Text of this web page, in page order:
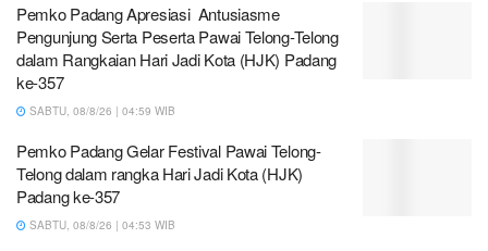
Pemko Padang Apresiasi Antusiasme
Pengunjung Serta Peserta Pawai Telong-Telong
dalam Rangkaian Hari Jadi Kota (HJK) Padang
ke-357
SABTU, 08/8/26 | 04:59 WIB
Pemko Padang Gelar Festival Pawai Telong-
Telong dalam rangka Hari Jadi Kota (HJK)
Padang ke-357
SABTU, 08/8/26 | 04:53 WIB